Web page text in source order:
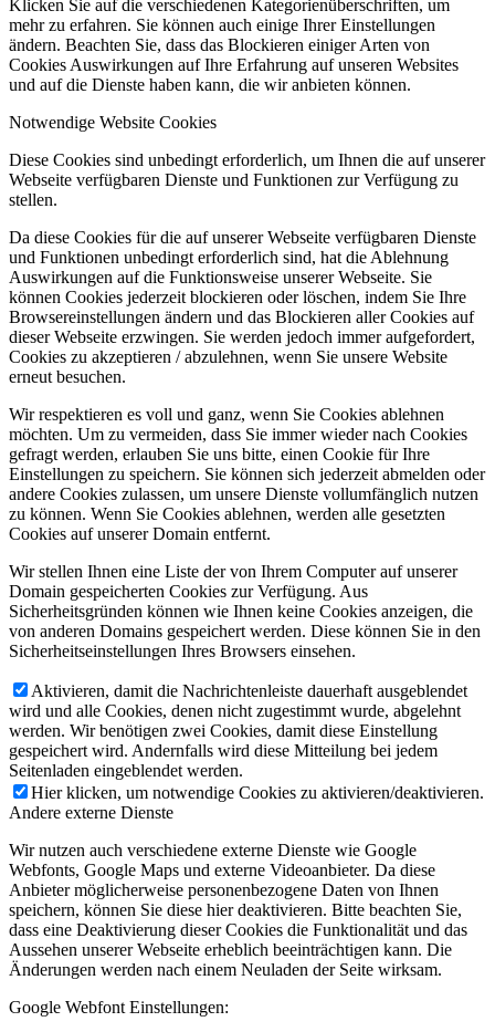
Klicken Sie auf die verschiedenen Kategorienüberschriften, um
mehr zu erfahren. Sie können auch einige Ihrer Einstellungen
ändern. Beachten Sie, dass das Blockieren einiger Arten von
Cookies Auswirkungen auf Ihre Erfahrung auf unseren Websites
und auf die Dienste haben kann, die wir anbieten können.
Notwendige Website Cookies
Diese Cookies sind unbedingt erforderlich, um Ihnen die auf unserer
Webseite verfügbaren Dienste und Funktionen zur Verfügung zu
stellen.
Da diese Cookies für die auf unserer Webseite verfügbaren Dienste
und Funktionen unbedingt erforderlich sind, hat die Ablehnung
Auswirkungen auf die Funktionsweise unserer Webseite. Sie
können Cookies jederzeit blockieren oder löschen, indem Sie Ihre
Browsereinstellungen ändern und das Blockieren aller Cookies auf
dieser Webseite erzwingen. Sie werden jedoch immer aufgefordert,
Cookies zu akzeptieren / abzulehnen, wenn Sie unsere Website
erneut besuchen.
Wir respektieren es voll und ganz, wenn Sie Cookies ablehnen
möchten. Um zu vermeiden, dass Sie immer wieder nach Cookies
gefragt werden, erlauben Sie uns bitte, einen Cookie für Ihre
Einstellungen zu speichern. Sie können sich jederzeit abmelden oder
andere Cookies zulassen, um unsere Dienste vollumfänglich nutzen
zu können. Wenn Sie Cookies ablehnen, werden alle gesetzten
Cookies auf unserer Domain entfernt.
Wir stellen Ihnen eine Liste der von Ihrem Computer auf unserer
Domain gespeicherten Cookies zur Verfügung. Aus
Sicherheitsgründen können wie Ihnen keine Cookies anzeigen, die
von anderen Domains gespeichert werden. Diese können Sie in den
Sicherheitseinstellungen Ihres Browsers einsehen.
Aktivieren, damit die Nachrichtenleiste dauerhaft ausgeblendet
wird und alle Cookies, denen nicht zugestimmt wurde, abgelehnt
werden. Wir benötigen zwei Cookies, damit diese Einstellung
gespeichert wird. Andernfalls wird diese Mitteilung bei jedem
Seitenladen eingeblendet werden.
Hier klicken, um notwendige Cookies zu aktivieren/deaktivieren.
Andere externe Dienste
Wir nutzen auch verschiedene externe Dienste wie Google
Webfonts, Google Maps und externe Videoanbieter. Da diese
Anbieter möglicherweise personenbezogene Daten von Ihnen
speichern, können Sie diese hier deaktivieren. Bitte beachten Sie,
dass eine Deaktivierung dieser Cookies die Funktionalität und das
Aussehen unserer Webseite erheblich beeinträchtigen kann. Die
Änderungen werden nach einem Neuladen der Seite wirksam.
Google Webfont Einstellungen: